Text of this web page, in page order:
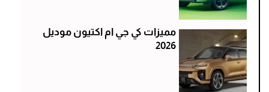
مميزات كي جي ام اكتيون موديل
2026